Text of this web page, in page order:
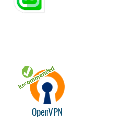
OpenVPN